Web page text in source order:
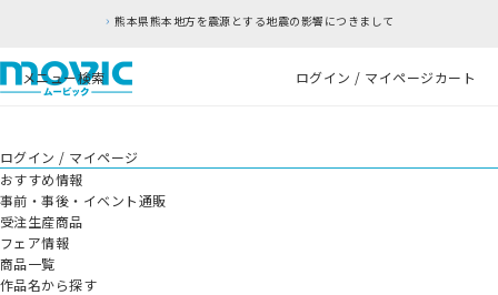
熊本県熊本地方を震源とする地震の影響につきまして
メニュー検索 ログイン / マイページカート
ログイン / マイページ
おすすめ情報
事前・事後・イベント通販
受注生産商品
フェア情報
商品一覧
作品名から探す